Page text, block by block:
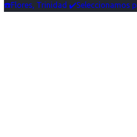
☎️Flores, Trinidad ✔️Seleccionamos